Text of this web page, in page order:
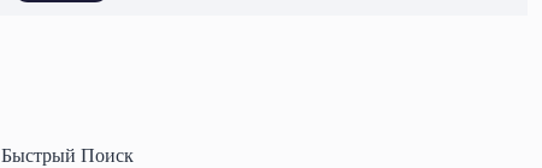
Быстрый Поиск